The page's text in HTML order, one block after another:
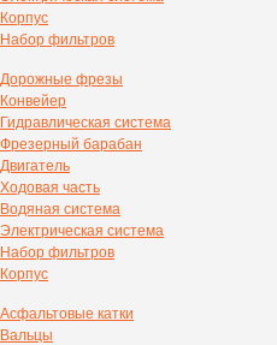
Корпус
Набор фильтров
Дорожные фрезы
Конвейер
Гидравлическая система
Фрезерный барабан
Двигатель
Ходовая часть
Водяная система
Электрическая система
Набор фильтров
Корпус
Асфальтовые катки
Вальцы